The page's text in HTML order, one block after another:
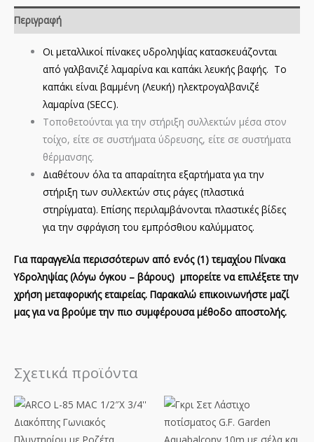
Περιγραφή
Οι μεταλλικοί πίνακες υδροληψίας κατασκευάζονται
από γαλβανιζέ λαμαρίνα και καπάκι λευκής βαφής. Το
καπάκι είναι βαμμένη (Λευκή) ηλεκτρογαλβανιζέ
λαμαρίνα (SECC).
Τοποθετούνται για την στήριξη συλλεκτών μέσα στον
τοίχο, είτε σε συστήματα ύδρευσης, είτε σε συστήματα
θέρμανσης.
Διαθέτουν όλα τα απαραίτητα εξαρτήματα για την
στήριξη των συλλεκτών στις ράγες (πλαστικά
στηρίγματα). Επίσης περιλαμβάνονται πλαστικές βίδες
για την σφράγιση του εμπρόσθιου καλύμματος.
Για παραγγελία περισσότερων από ενός (1) τεμαχίου Πίνακα
Υδροληψίας (λόγω όγκου – βάρους) μπορείτε να επιλέξετε την
χρήση μεταφορικής εταιρείας. Παρακαλώ επικοινωνήστε μαζί
μας για να βρούμε την πιο συμφέρουσα μέθοδο αποστολής.
Σχετικά προϊόντα